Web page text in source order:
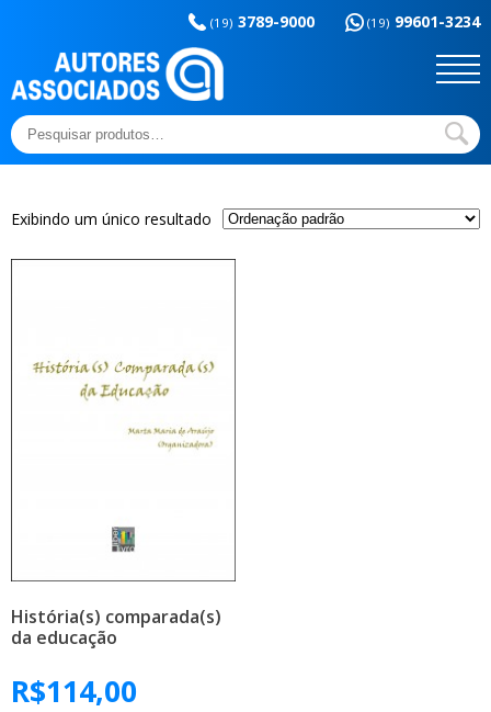
(19) 3789-9000 (19) 99601-3234
Pesquisar
por:
educação
Outros títulos
Sem categoria
Temas básicos
Exibindo um único resultado
História(s) comparada(s)
da educação
R$114,00